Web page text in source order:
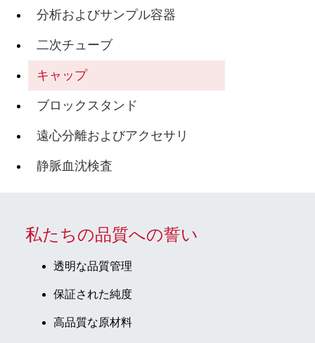
分析およびサンプル容器
二次チューブ
キャップ
ブロックスタンド
遠心分離およびアクセサリ
静脈血沈検査
私たちの品質への誓い
透明な品質管理
保証された純度
高品質な原材料